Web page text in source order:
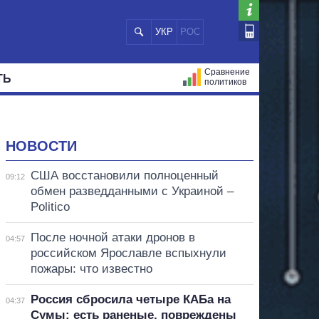
УКР РОС
Сравнение
политиков
НОВОСТИ
09:12
США восстановили полноценный
обмен разведданными с Украиной –
Politico
04:57
После ночной атаки дронов в
российском Ярославле вспыхнули
пожары: что известно
04:37
Россия сбросила четыре КАБа на
Сумы: есть раненые, повреждены